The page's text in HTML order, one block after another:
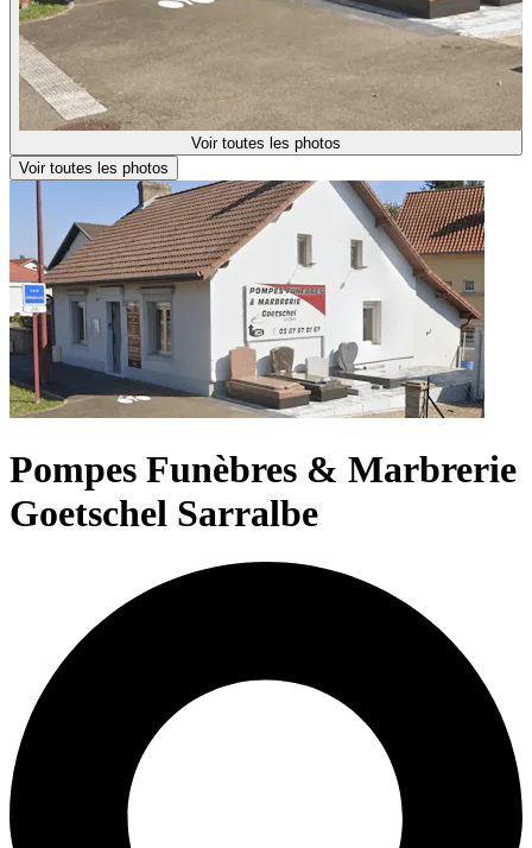
Voir toutes les photos
Voir toutes les photos
Pompes Funèbres & Marbrerie
Goetschel Sarralbe